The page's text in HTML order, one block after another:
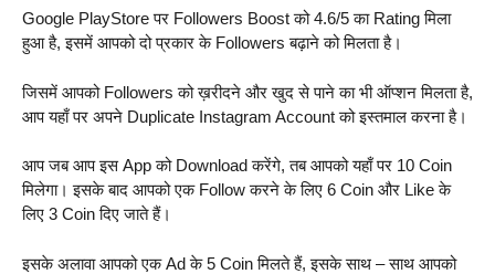
Google PlayStore पर Followers Boost को 4.6/5 का Rating मिला
हुआ है, इसमें आपको दो प्रकार के Followers बढ़ाने को मिलता है।
जिसमें आपको Followers को ख़रीदने और खुद से पाने का भी ऑप्शन मिलता है,
आप यहाँ पर अपने Duplicate Instagram Account को इस्तमाल करना है।
आप जब आप इस App को Download करेंगे, तब आपको यहाँ पर 10 Coin
मिलेगा। इसके बाद आपको एक Follow करने के लिए 6 Coin और Like के
लिए 3 Coin दिए जाते हैं।
इसके अलावा आपको एक Ad के 5 Coin मिलते हैं, इसके साथ – साथ आपको